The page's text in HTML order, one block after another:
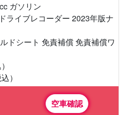
ガソリン
ライブレコーダー 2023年版ナ
ドシート 免責補償 免責補償ワ
）
空車確認